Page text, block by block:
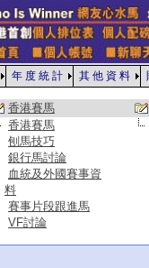
年 度 統 計 其 他 資 料
香港賽馬
香港賽馬
刨馬技巧
銀行馬討論
血統及外國賽事資
料
賽事片段跟進馬
VF討論